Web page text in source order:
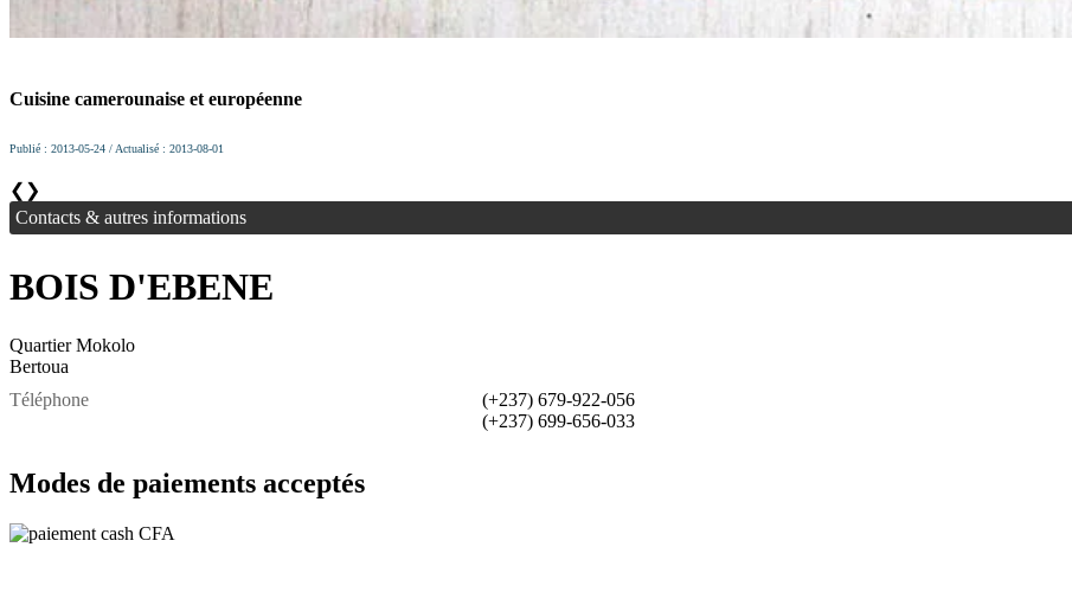
Cuisine camerounaise et européenne
Publié : 2013-05-24 / Actualisé : 2013-08-01
❮ ❯
Contacts & autres informations
BOIS D'EBENE
Quartier Mokolo
Bertoua
Téléphone
(+237) 679-922-056
(+237) 699-656-033
Modes de paiements acceptés